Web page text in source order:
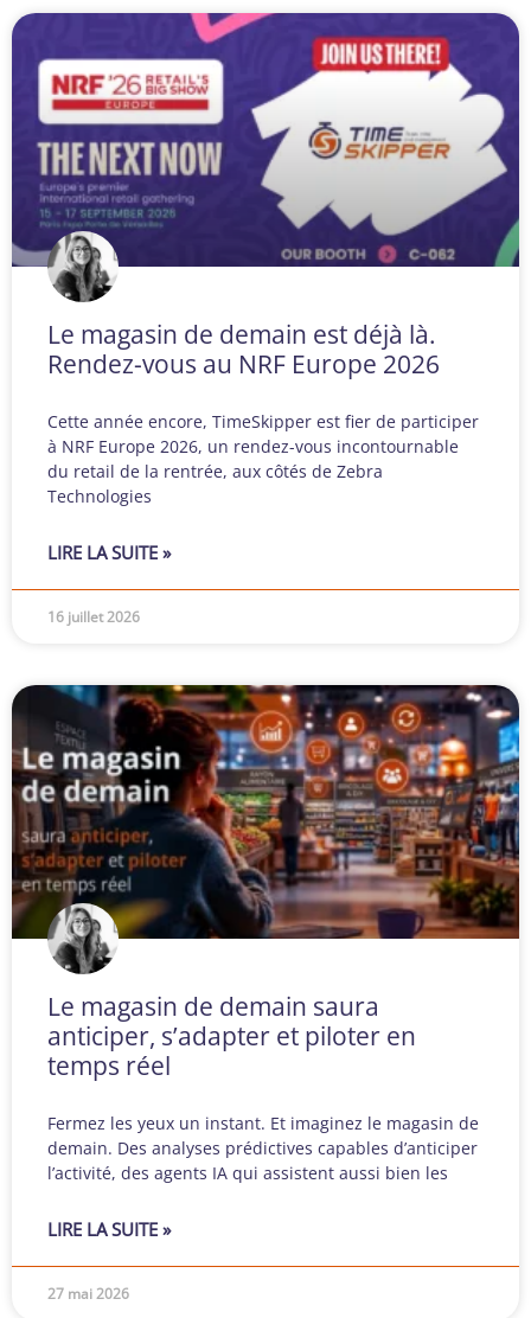
Le magasin de demain est déjà là.
Rendez-vous au NRF Europe 2026
Cette année encore, TimeSkipper est fier de participer
à NRF Europe 2026, un rendez-vous incontournable
du retail de la rentrée, aux côtés de Zebra
Technologies
LIRE LA SUITE »
16 juillet 2026
Le magasin de demain saura
anticiper, s’adapter et piloter en
temps réel
Fermez les yeux un instant. Et imaginez le magasin de
demain. Des analyses prédictives capables d’anticiper
l’activité, des agents IA qui assistent aussi bien les
LIRE LA SUITE »
27 mai 2026